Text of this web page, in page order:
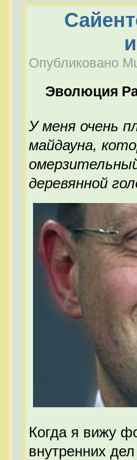
Опубликовано
Эволюция
У меня очень
майдауна,
деревянной
Когда я вижу
внутренних